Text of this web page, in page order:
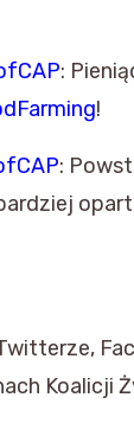
:
!
:
Koalicji